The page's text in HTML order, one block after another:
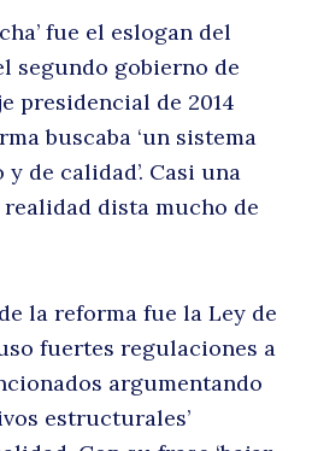
fue el eslogan del
segundo gobierno de
presidencial de 2014
buscaba ‘un sistema
de calidad’. Casi una
realidad dista mucho de
la reforma fue la Ley de
fuertes regulaciones a
argumentando
estructurales’